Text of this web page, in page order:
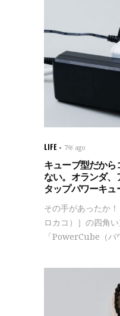
LIFE 7年 ago
キューブ型だか
ない。オランダ
タップパワーキュ
その手があったか
ロカコ）］の四角
「PowerCube（パ